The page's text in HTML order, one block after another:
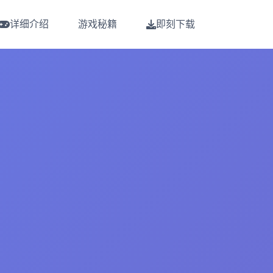
详细介绍 游戏秘籍 即刻下载